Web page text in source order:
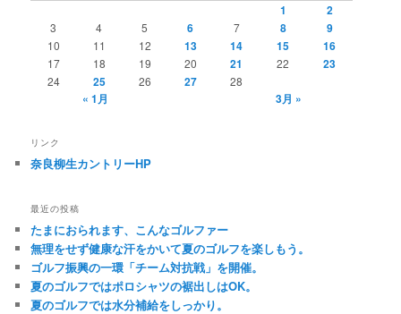
1
2
3 4 5 6 7 8 9
10 11 12 13 14 15 16
17 18 19 20 21 22 23
24 25 26 27 28
« 1月 3月 »
リンク
奈良柳生カントリーHP
最近の投稿
たまにおられます、こんなゴルファー
無理をせず健康な汗をかいて夏のゴルフを楽しもう。
ゴルフ振興の一環「チーム対抗戦」を開催。
夏のゴルフではポロシャツの裾出しはOK。
夏のゴルフでは水分補給をしっかり。